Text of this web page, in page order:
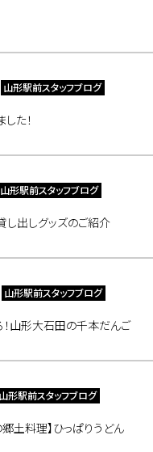
山形駅前スタッフブログ
た！
山形駅前スタッフブログ
出しグッズのご紹介
山形駅前スタッフブログ
山形大石田の千本だんご
山形駅前スタッフブログ
土料理】ひっぱりうどん